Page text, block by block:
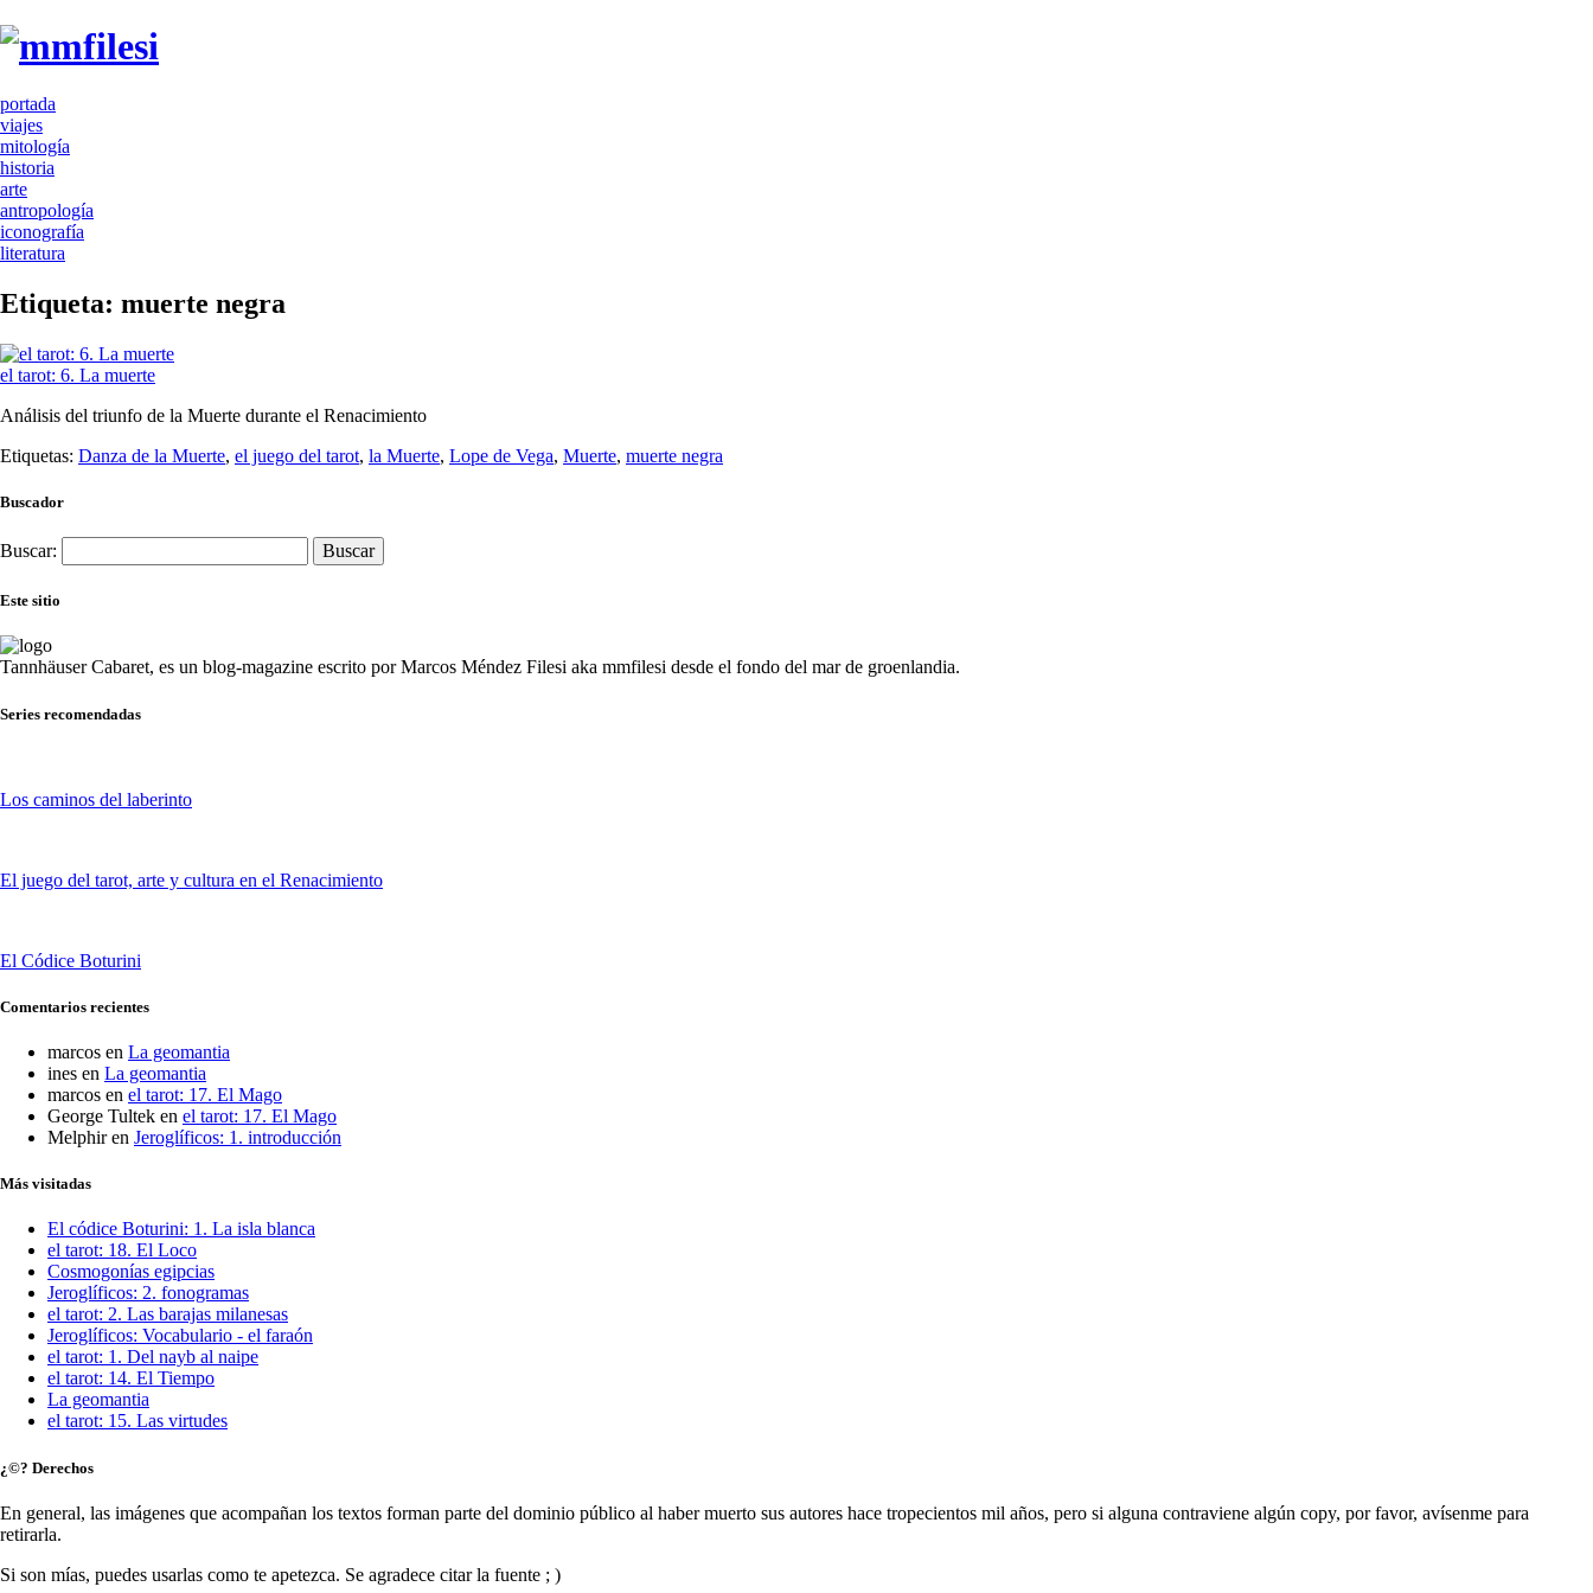
portada
viajes
mitología
historia
arte
antropología
iconografía
literatura
Etiqueta: muerte negra
el tarot: 6. La muerte
Análisis del triunfo de la Muerte durante el Renacimiento
Etiquetas: Danza de la Muerte, el juego del tarot, la Muerte, Lope de Vega, Muerte, muerte negra
Buscador
Buscar:
Este sitio
Tannhäuser Cabaret, es un blog-magazine escrito porMarcos Méndez Filesi aka mmfilesi desde el fondo del mar de groenlandia.
Series recomendadas
Los caminos del laberinto
El juego del tarot, arte y cultura en el Renacimiento
El Códice Boturini
Comentarios recientes
marcos en La geomantia
ines en La geomantia
marcos en el tarot: 17. El Mago
George Tultek en el tarot: 17. El Mago
Melphiren Jeroglíficos: 1. introducción
Más visitadas
El códice Boturini: 1. La isla blanca
el tarot: 18. El Loco
Cosmogonías egipcias
Jeroglíficos: 2. fonogramas
el tarot: 2. Las barajas milanesas
Jeroglíficos: Vocabulario - el faraón
el tarot: 1. Del nayb al naipe
el tarot: 14. El Tiempo
La geomantia
el tarot: 15. Las virtudes
¿©? Derechos
En general, las imágenes que acompañan los textos forman parte del dominio público al haber muerto sus autores hace tropecientos mil años, pero si alguna contraviene algún copy, por favor, avísenme para
retirarla.
Si son mías, puedes usarlas como te apetezca. Se agradece citar la fuente ; )